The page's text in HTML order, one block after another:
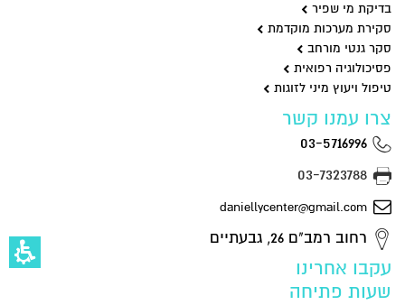
בדיקת מי שפיר
סקירת מערכות מוקדמת
סקר גנטי מורחב
פסיכולוגיה רפואית
טיפול ויעוץ מיני לזוגות
צרו עמנו קשר
daniellycenter@gmail.com
רחוב רמב"ם 26, גבעתיים
עקבו אחרינו
שעות פתיחה